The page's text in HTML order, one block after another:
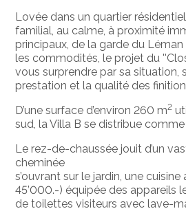
Lovée dans un quartier
familial, au calme, à proximité
principaux, de la garde du
les commodités, le projet du
vous surprendre par sa situation,
prestation et la qualité des
D’une surface d’environ 260 m2
sud, la Villa B se distribue comme
Le rez-de-chaussée jouit d’un
cheminée
s’ouvrant sur le jardin, une cuisine
45’000.-) équipée des appareils
de toilettes visiteurs avec lave-